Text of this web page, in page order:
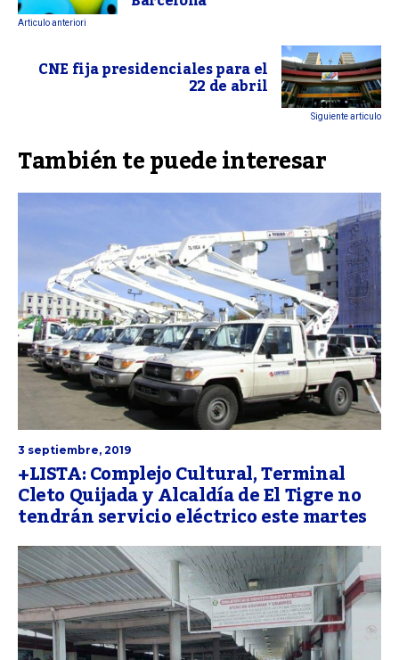
Articulo anteriori
CNE fija presidenciales para el
22 de abril
Siguiente articulo
También te puede interesar
3 septiembre, 2019
+LISTA: Complejo Cultural, Terminal
Cleto Quijada y Alcaldía de El Tigre no
tendrán servicio eléctrico este martes